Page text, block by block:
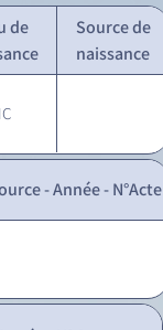
de
Source de
naissance
- Année - N°Acte